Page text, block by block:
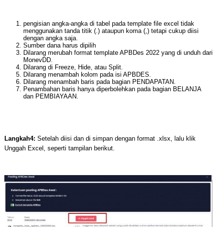
pengisian angka-angka di tabel pada template file excel tidak
menggunakan tanda titik (.) ataupun koma (,) tetapi cukup diisi
dengan angka saja.
Sumber dana harus dipilih
Dilarang merubah format template APBDes 2022 yang di unduh dari
MonevDD.
Dilarang di Freeze, Hide, atau Split.
Dilarang menambah kolom pada isi APBDES.
Dilarang menambah baris pada bagian PENDAPATAN.
Penambahan baris hanya diperbolehkan pada bagian BELANJA
dan PEMBIAYAAN.
Langkah4: Setelah diisi dan di simpan dengan format .xlsx, lalu klik
Unggah Excel, seperti tampilan berikut.